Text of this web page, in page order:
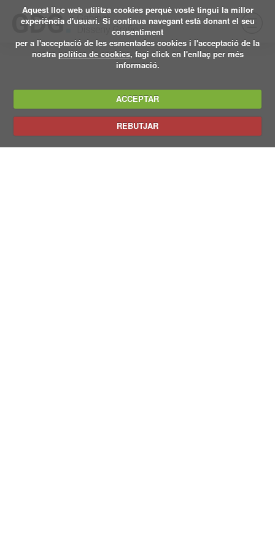
Aquest lloc web utilitza cookies perquè vostè tingui la millor
experiència d'usuari. Si continua navegant està donant el seu
consentiment
per a l'acceptació de les esmentades cookies i l'acceptació de la
nostra política de cookies, fagi click en l'enllaç per més
informació.
ACCEPTAR
REBUTJAR